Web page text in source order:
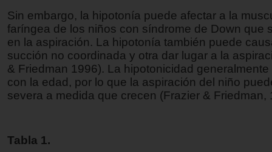
Sin embargo, la hipotonía puede afectar a la
faríngea de los niños con síndrome de Down que
en la aspiración. La hipotonía también puede
succión no coordinada y otra dar lugar a la
& Friedman 1996). La hipotonicidad
con la edad, por lo que la aspiración del niño
severa a medida que crecen (Frazier & Friedman,
Tabla 1.